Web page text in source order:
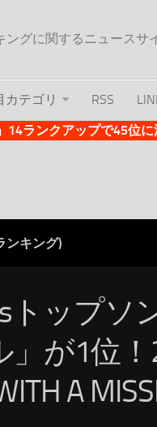
グに関するニュースサ
カテゴリ RSS
14ランクアップで45位
ンキング)
ップソ
」が1位
A